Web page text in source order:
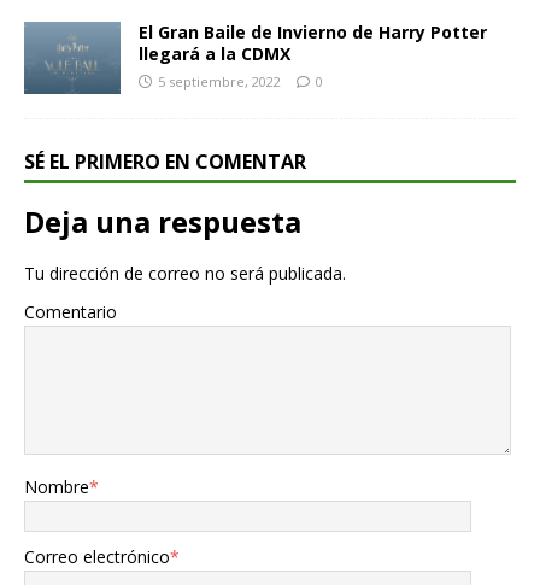
El Gran Baile de Invierno de Harry Potter
llegará a la CDMX
5 septiembre, 2022 0
SÉ EL PRIMERO EN COMENTAR
Deja una respuesta
Tu dirección de correo no será publicada.
Comentario
Nombre*
Correo electrónico*